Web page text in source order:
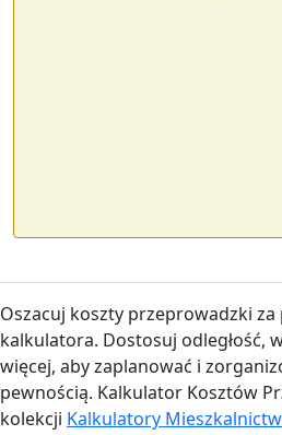
Oszacuj koszty przeprowadzki
kalkulatora. Dostosuj odległość,
więcej, aby zaplanować i
pewnością. Kalkulator Kosztów
kolekcji Kalkulatory